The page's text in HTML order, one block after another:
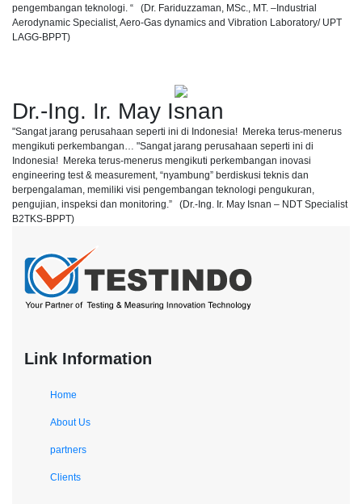
pengembangan teknologi. “ (Dr. Fariduzzaman, MSc., MT. –Industrial
Aerodynamic Specialist, Aero-Gas dynamics and Vibration Laboratory/ UPT
LAGG-BPPT)
Dr.-Ing. Ir. May Isnan
"Sangat jarang perusahaan seperti ini di Indonesia! Mereka terus-menerus
mengikuti perkembangan… "Sangat jarang perusahaan seperti ini di
Indonesia! Mereka terus-menerus mengikuti perkembangan inovasi
engineering test & measurement, “nyambung” berdiskusi teknis dan
berpengalaman, memiliki visi pengembangan teknologi pengukuran,
pengujian, inspeksi dan monitoring.” (Dr.-Ing. Ir. May Isnan – NDT Specialist
B2TKS-BPPT)
Link Information
Home
About Us
partners
Clients